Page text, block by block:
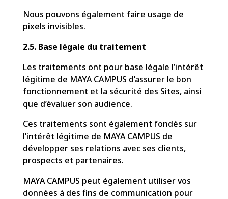
Nous pouvons également faire usage de
pixels invisibles.
2.5. Base légale du traitement
Les traitements ont pour base légale l’intérêt
légitime de MAYA CAMPUS d’assurer le bon
fonctionnement et la sécurité des Sites, ainsi
que d’évaluer son audience.
Ces traitements sont également fondés sur
l’intérêt légitime de MAYA CAMPUS de
développer ses relations avec ses clients,
prospects et partenaires.
MAYA CAMPUS peut également utiliser vos
données à des fins de communication pour